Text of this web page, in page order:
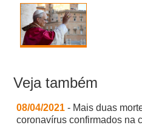
Veja também
08/04/2021 - Mais duas
coronavírus confirmados na